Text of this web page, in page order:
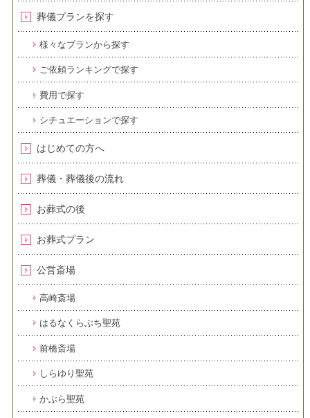
葬儀プランを探す
様々なプランから探す
ご依頼ランキングで探す
費用で探す
シチュエーションで探す
はじめての方へ
葬儀・葬儀後の流れ
お葬式の後
お葬式プラン
公営斎場
高崎斎場
はるなくらぶち聖苑
前橋斎場
しらゆり聖苑
かぶら聖苑